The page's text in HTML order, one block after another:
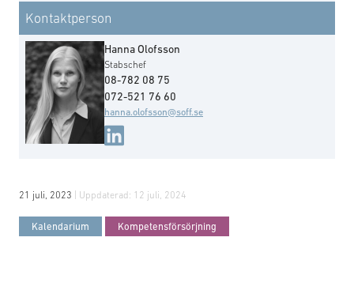
Kontaktperson
Hanna Olofsson
Stabschef
08-782 08 75
072-521 76 60
hanna.olofsson@soff.se
21 juli, 2023 | Uppdaterad: 12 juli, 2024
Kalendarium Kompetensförsörjning